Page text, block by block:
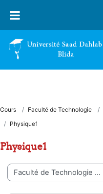
Cours Faculté de Technologie
Physique1
Physique1
Catégories de cours